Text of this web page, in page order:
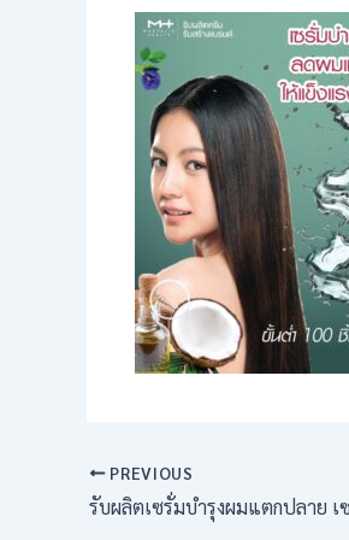
PREVIOUS
รับผลิตเซรั่มบำรุงผมแตกปลาย